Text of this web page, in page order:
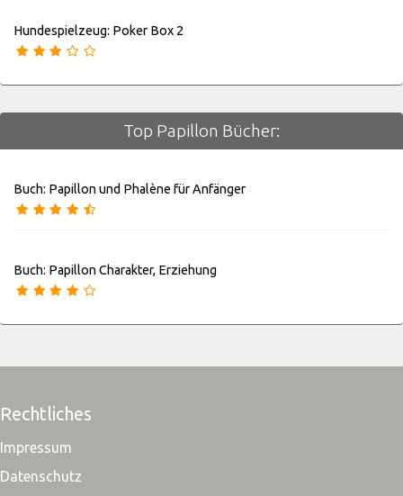
Hundespielzeug: Poker Box 2
Top Papillon Bücher:
Buch: Papillon und Phalène für Anfänger
Buch: Papillon Charakter, Erziehung
Rechtliches
Impressum
Datenschutz